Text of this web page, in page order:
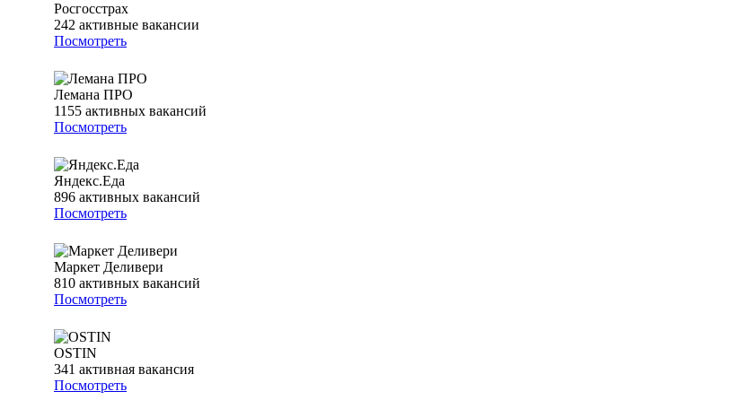
Росгосстрах
242 активные вакансии
Посмотреть
Лемана ПРО
1155 активных вакансий
Посмотреть
Яндекс.Еда
896 активных вакансий
Посмотреть
Маркет Деливери
810 активных вакансий
Посмотреть
OSTIN
341 активная вакансия
Посмотреть